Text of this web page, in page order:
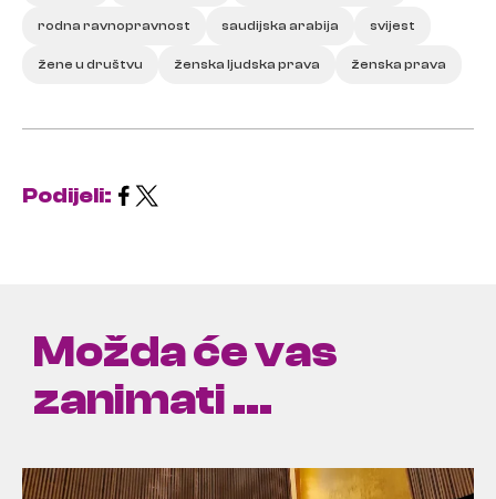
rodna ravnopravnost saudijska arabija svijest
žene u društvu ženska ljudska prava ženska prava
Podijeli:
Možda će vas
zanimati ...